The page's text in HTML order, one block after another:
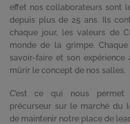
effet nos collaborateurs sont
depuis plus de 25 ans. Ils
chaque jour, les valeurs de
monde de la grimpe.
savoir-faire et son
mûrir le concept de nos salles.
C’est ce qui nous permet
précurseur sur le marché du
de maintenir notre place de